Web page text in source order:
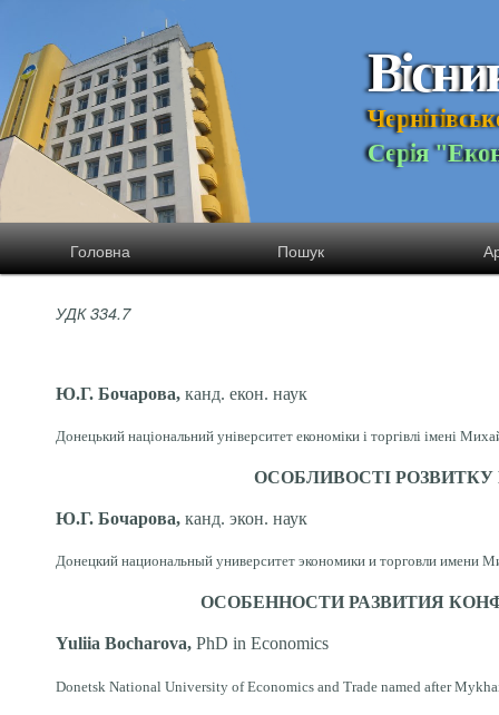
Вісни
Чернігівськ
Серія "Еко
Головна Пошук
УДК 334.7
Ю.Г. Бочарова, канд. екон. наук
Донецький національний університет економіки і торгівлі імені
ОСОБЛИВОСТІ
Ю.Г. Бочарова, канд. экон. наук
Донецкий национальный университет экономики и торговли имени
ОСОБЕННОСТИ РАЗВИТИЯ
Yuliia Bocharova, PhD in Economics
Donetsk National University of Economics and Trade named after